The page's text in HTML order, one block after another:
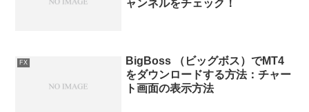
ャンネルをチェック！
FX
BigBoss （ビッグボス）でMT4
をダウンロードする方法：チャー
ト画面の表示方法